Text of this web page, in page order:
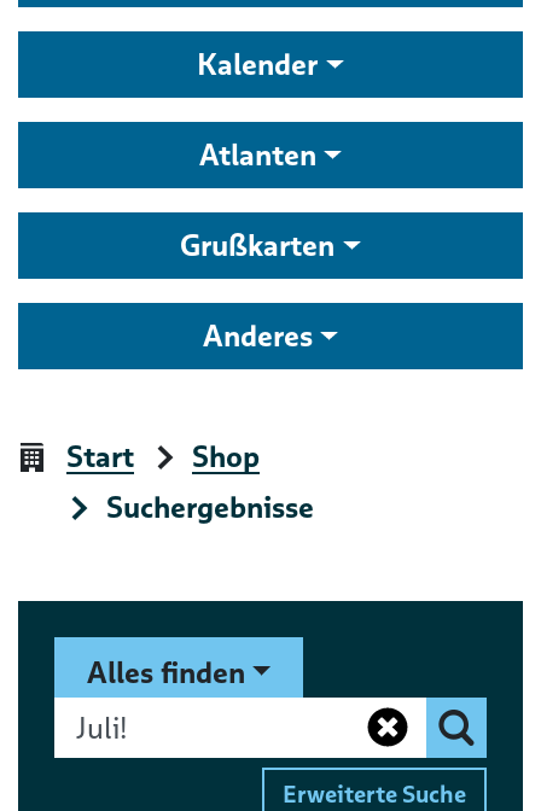
Kalender
Atlanten
Grußkarten
Anderes
Start
Shop
Suchergebnisse
Suchformular
Alles finden
Suchbegriff
Eingaben
Finden
Erweiterte Suche